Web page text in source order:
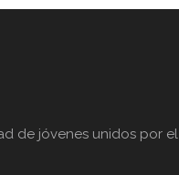
de jóvenes unidos por el